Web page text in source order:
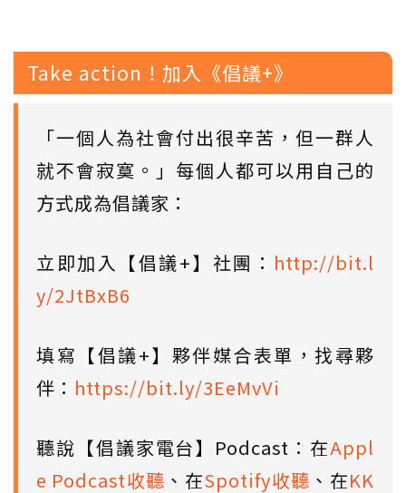
Take action！加入《倡議+》
「一個人為社會付出很辛苦，但一群人
就不會寂寞。」每個人都可以用自己的
方式成為倡議家：
立即加入【倡議+】社團： http://bit.l
y/2JtBxB6
填寫【倡議+】夥伴媒合表單，找尋夥
伴： https://bit.ly/3EeMvVi
聽說【倡議家電台】Podcast：在Appl
e Podcast收聽 、在Spotify收聽 、在KK